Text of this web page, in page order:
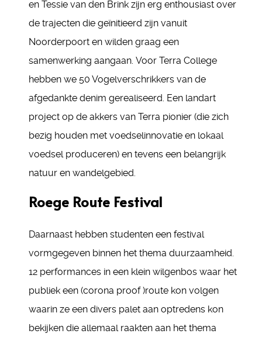
en Tessie van den Brink zijn erg enthousiast over
de trajecten die geïnitieerd zijn vanuit
Noorderpoort en wilden graag een
samenwerking aangaan. Voor Terra College
hebben we 50 Vogelverschrikkers van de
afgedankte denim gerealiseerd. Een landart
project op de akkers van Terra pionier (die zich
bezig houden met voedselinnovatie en lokaal
voedsel produceren) en tevens een belangrijk
natuur en wandelgebied.
Roege Route Festival
Daarnaast hebben studenten een festival
vormgegeven binnen het thema duurzaamheid.
12 performances in een klein wilgenbos waar het
publiek een (corona proof )route kon volgen
waarin ze een divers palet aan optredens kon
bekijken die allemaal raakten aan het thema